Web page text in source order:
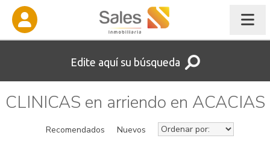
Edite aquí su búsqueda
CLINICAS en arriendo en ACACIAS
Recomendados Nuevos